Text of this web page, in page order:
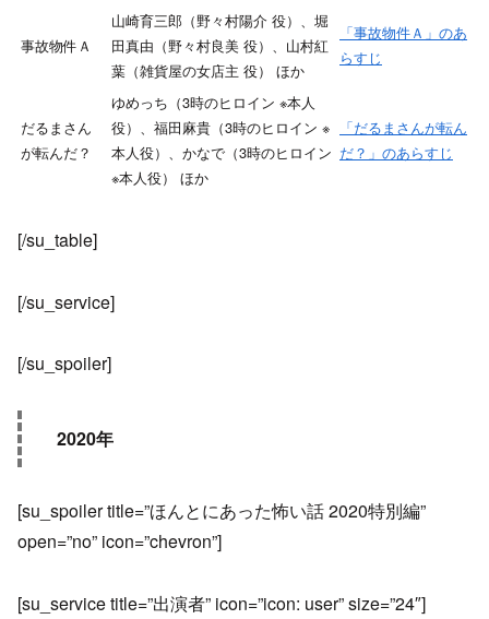
事故物件Ａ
山崎育三郎（野々村陽介 役）、堀
田真由（野々村良美 役）、山村紅
葉（雑貨屋の女店主 役） ほか
「事故物件Ａ」のあ
らすじ
だるまさん
が転んだ？
ゆめっち（3時のヒロイン ※本人
役）、福田麻貴（3時のヒロイン ※
本人役）、かなで（3時のヒロイン
※本人役） ほか
「だるまさんが転ん
だ？」のあらすじ
[/su_table]
[/su_service]
[/su_spoiler]
2020年
[su_spoiler title=”ほんとにあった怖い話 2020特別編”
open=”no” icon=”chevron”]
[su_service title=”出演者” icon=”icon: user” size=”24″]